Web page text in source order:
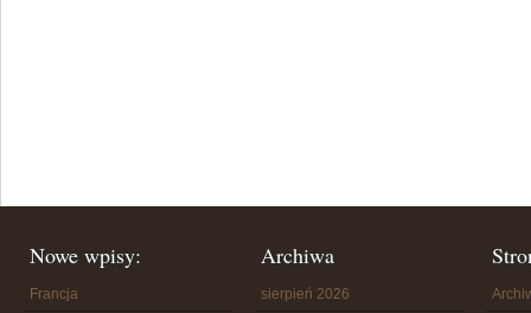
Nowe wpisy:
Francja
Archiwa
sierpień 2026